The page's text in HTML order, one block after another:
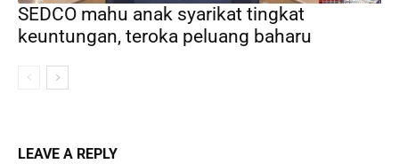
SEDCO mahu anak syarikat tingkat
keuntungan, teroka peluang baharu
LEAVE A REPLY